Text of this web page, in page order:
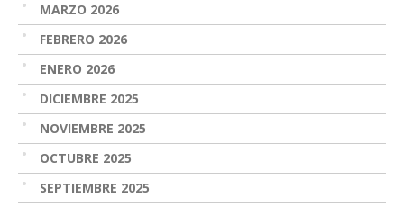
MARZO 2026
FEBRERO 2026
ENERO 2026
DICIEMBRE 2025
NOVIEMBRE 2025
OCTUBRE 2025
SEPTIEMBRE 2025